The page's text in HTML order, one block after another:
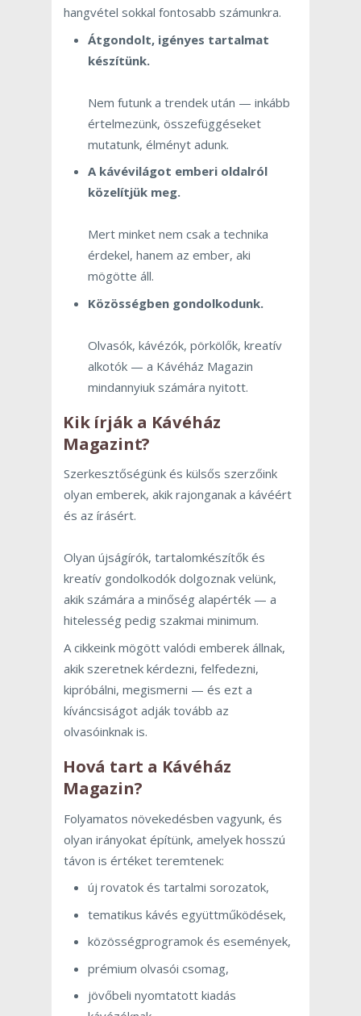
hangvétel sokkal fontosabb számunkra.
Átgondolt, igényes tartalmat
készítünk.
Nem futunk a trendek után — inkább
értelmezünk, összefüggéseket
mutatunk, élményt adunk.
A kávévilágot emberi oldalról
közelítjük meg.
Mert minket nem csak a technika
érdekel, hanem az ember, aki
mögötte áll.
Közösségben gondolkodunk.
Olvasók, kávézók, pörkölők, kreatív
alkotók — a Kávéház Magazin
mindannyiuk számára nyitott.
Kik írják a Kávéház
Magazint?
Szerkesztőségünk és külsős szerzőink
olyan emberek, akik rajonganak a kávéért
és az írásért.
Olyan újságírók, tartalomkészítők és
kreatív gondolkodók dolgoznak velünk,
akik számára a minőség alapérték — a
hitelesség pedig szakmai minimum.
A cikkeink mögött valódi emberek állnak,
akik szeretnek kérdezni, felfedezni,
kipróbálni, megismerni — és ezt a
kíváncsiságot adják tovább az
olvasóinknak is.
Hová tart a Kávéház
Magazin?
Folyamatos növekedésben vagyunk, és
olyan irányokat építünk, amelyek hosszú
távon is értéket teremtenek:
új rovatok és tartalmi sorozatok,
tematikus kávés együttműködések,
közösségprogramok és események,
prémium olvasói csomag,
jövőbeli nyomtatott kiadás